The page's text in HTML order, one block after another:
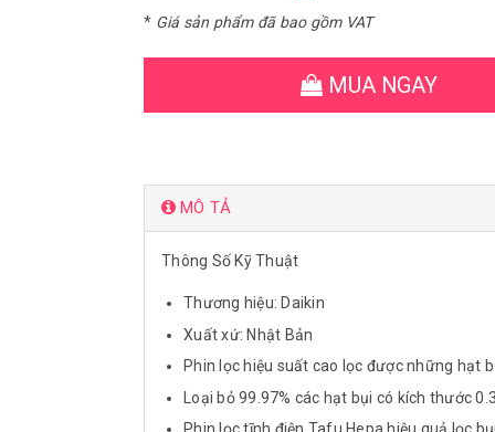
* Giá sản phẩm đã bao gồm VAT
MUA NGAY
MÔ TẢ
Thông Số Kỹ Thuật
Thương hiệu: Daikin
Xuất xứ: Nhật Bản
Phin lọc hiệu suất cao lọc được những hạt
Loại bỏ 99.97% các hạt bụi có kích thước